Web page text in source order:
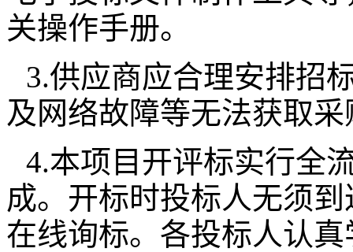
关操作手册。
3.供应商应合理安排招
及网络故障等无法获取
4.本项目开评标实行全
成。开标时投标人无须
在线询标。各投标人认